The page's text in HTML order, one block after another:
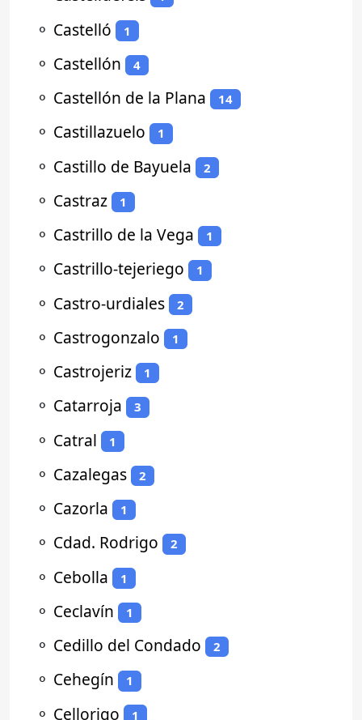
⚬ Castelló 1
⚬ Castellón 4
⚬ Castellón de la Plana 14
⚬ Castillazuelo 1
⚬ Castillo de Bayuela 2
⚬ Castraz 1
⚬ Castrillo de la Vega 1
⚬ Castrillo-tejeriego 1
⚬ Castro-urdiales 2
⚬ Castrogonzalo 1
⚬ Castrojeriz 1
⚬ Catarroja 3
⚬ Catral 1
⚬ Cazalegas 2
⚬ Cazorla 1
⚬ Cdad. Rodrigo 2
⚬ Cebolla 1
⚬ Ceclavín 1
⚬ Cedillo del Condado 2
⚬ Cehegín 1
⚬ Cellorigo 1